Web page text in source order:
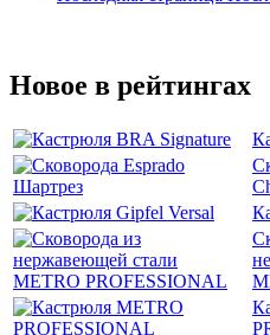
Новое в рейтингах